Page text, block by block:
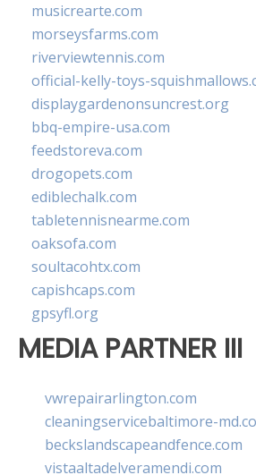
musicrearte.com
morseysfarms.com
riverviewtennis.com
official-kelly-toys-
displaygardenonsuncrest.org
bbq-empire-usa.com
feedstoreva.com
drogopets.com
ediblechalk.com
tabletennisnearme.com
oaksofa.com
soultacohtx.com
capishcaps.com
gpsyfl.org
MEDIA PARTNER III
vwrepairarlington.com
cleaningservicebaltimore-
beckslandscapeandfence.com
vistaaltadelveramendi.com